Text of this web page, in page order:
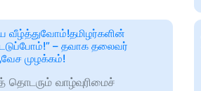
வீழ்த்துவோம்!தமிழர்களின்
– தவாக தலைவர்
முழக்கம்!
வாழ்வுரிமைச்